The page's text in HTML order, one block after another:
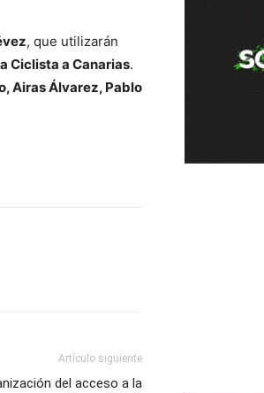
, que utilizarán
Ciclista a Canarias.
Airas Álvarez, Pablo
Artículo siguiente
del acceso a la